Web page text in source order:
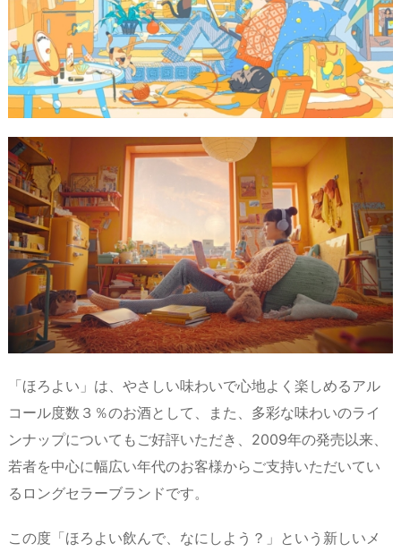
「ほろよい」は、やさしい味わいで心地よく楽しめるアル
コール度数３％のお酒として、また、多彩な味わいのライ
ンナップについてもご好評いただき、2009年の発売以来、
若者を中心に幅広い年代のお客様からご支持いただいてい
るロングセラーブランドです。
この度「ほろよい飲んで、なにしよう？」という新しいメ